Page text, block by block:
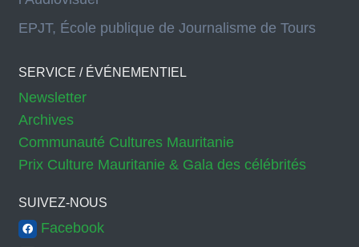
EPJT, École publique de Journalisme de Tours
SERVICE / ÉVÉNEMENTIEL
Newsletter
Archives
Communauté Cultures Mauritanie
Prix Culture Mauritanie & Gala des célébrités
SUIVEZ-NOUS
Facebook